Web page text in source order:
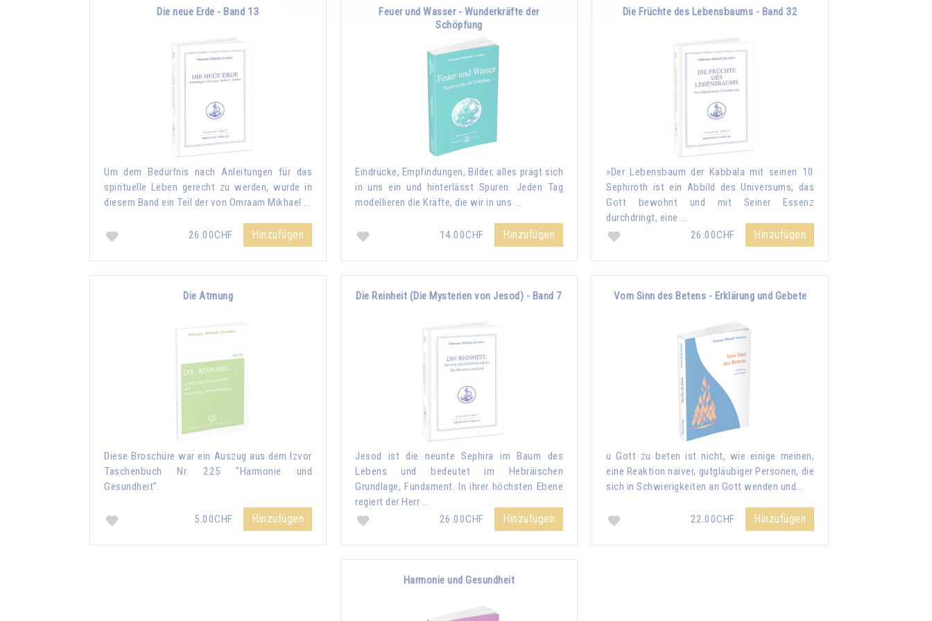
Die neue Erde - Band 13
Um dem Bedürfnis nach Anleitungen für das
spirituelle Leben gerecht zu werden, wurde in
diesem Band ein Teil der von Omraam Mikhael …
26.00CHF Hinzufügen
Feuer und Wasser - Wunderkräfte der
Schöpfung
Eindrücke, Empfindungen, Bilder, alles prägt sich
in uns ein und hinterlässt Spuren. Jeden Tag
modellieren die Kräfte, die wir in uns …
14.00CHF Hinzufügen
Die Früchte des Lebensbaums - Band 32
»Der Lebensbaum der Kabbala mit seinen 10
Sephiroth ist ein Abbild des Universums, das
Gott bewohnt und mit Seiner Essenz
durchdringt, eine …
26.00CHF
Hinzufügen
Die Atmung
Diese Broschüre war ein Auszug aus dem Izvor
Taschenbuch Nr. 225 "Harmonie und
Gesundheit".
5.00CHF Hinzufügen
Die Reinheit (Die Mysterien von Jesod) - Band 7
Jesod ist die neunte Sephira im Baum des
Lebens und bedeutet im Hebräischen
Grundlage, Fundament. In ihrer höchsten Ebene
regiert der Herr …
26.00CHF
Hinzufügen
Vom Sinn des Betens - Erklärung und Gebete
u Gott zu beten ist nicht, wie einige meinen,
eine Reaktion naiver, gutgläubiger Personen, die
sich in Schwierigkeiten an Gott wenden und...
22.00CHF Hinzufügen
Harmonie und Gesundheit